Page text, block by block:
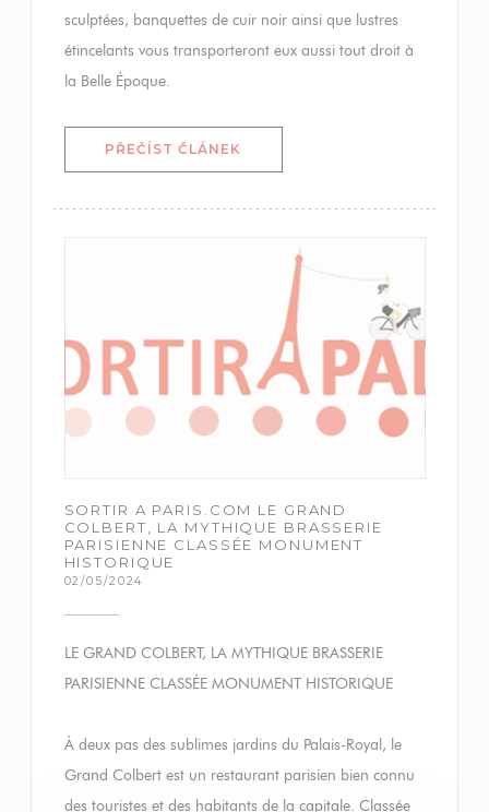
sculptées, banquettes de cuir noir ainsi que lustres
étincelants vous transporteront eux aussi tout droit à
la Belle Époque.
PŘEČÍST ČLÁNEK
SORTIR A PARIS.COM LE GRAND
COLBERT, LA MYTHIQUE BRASSERIE
PARISIENNE CLASSÉE MONUMENT
HISTORIQUE
02/05/2024
LE GRAND COLBERT, LA MYTHIQUE BRASSERIE
PARISIENNE CLASSÉE MONUMENT HISTORIQUE
À deux pas des sublimes jardins du Palais-Royal, le
Grand Colbert est un restaurant parisien bien connu
des touristes et des habitants de la capitale. Classée